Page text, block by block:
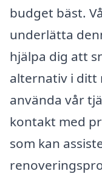
budget bäst.
underlätta
hjälpa dig att
alternativ i ditt
använda vår
kontakt med
som kan